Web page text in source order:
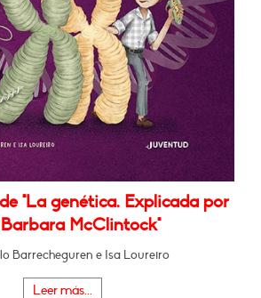
"La genética. Explicada por
McClintock"
Barrecheguren e Isa Loureiro
Leer más...